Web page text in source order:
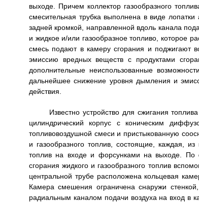
выходе. Причем коллектор газообразного
смесительная трубка выполнена в виде
задней кромкой, направленной вдоль канала
и жидкое и/или газообразное топливо, которое
смесь подают в камеру сгорания и поджигают
эмиссию вредных веществ с продуктами
дополнительные неиспользованные
дальнейшее снижение уровня дымления и
действия.
Известно устройство для сжигания
цилиндрический корпус с коническим
топливовоздушной смеси и пристыкованную
и газообразного топлив, состоящие, каждая,
топлив на входе и форсунками на выходе. По
сгорания жидкого и газообразного топлив
центральной трубе расположена кольцевая
Камера смешения ограничена снаружи
радиальным каналом подачи воздуха на вход в